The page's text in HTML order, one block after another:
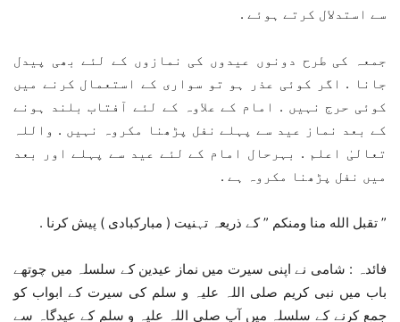
سے استدلال کرتے ہوئے .
جمعہ کی طرح دونوں عیدوں کی نمازوں کے لئے بھی پیدل
جانا . اگر کوئی عذر ہو تو سواری کے استعمال کرنے میں
کوئی حرج نہیں . امام کے علاوہ کے لئے آفتاب بلند ہونے
کے بعد نماز عید سے پہلے نفل پڑھنا مکروہ نہیں . واللہ
تعالیٰ اعلم . بہرحال امام کے لئے عید سے پہلے اور بعد
میں نفل پڑھنا مکروہ ہے .
” تقبل الله منا ومنكم ” کے ذریعہ تہنیت ( مبارکبادی ) پیش کرنا .
فائدہ : شامی نے اپنی سیرت میں نماز عیدین کے سلسلہ میں چوتھے
باب میں نبی کریم صلی اللہ علیہ و سلم کی سیرت کے ابواب کو
جمع کرنے کے سلسلہ میں آپ صلی اللہ علیہ و سلم کے عیدگاہ سے